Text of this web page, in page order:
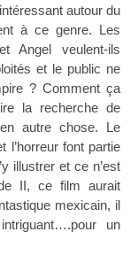
autour du
à ce genre. Les
Angel veulent-ils
et le public ne
? Comment ça
la recherche de
autre chose. Le
l’horreur font partie
illustrer et ce n’est
II, ce film aurait
mexicain, il
un